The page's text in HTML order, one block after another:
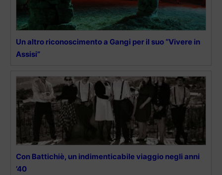
Un altro riconoscimento a Gangi per il suo “Vivere in
Assisi”
Con Battichiè, un indimenticabile viaggio negli anni
’40